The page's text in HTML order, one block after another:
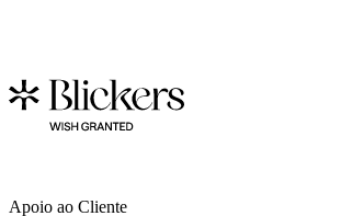
Apoio ao Cliente